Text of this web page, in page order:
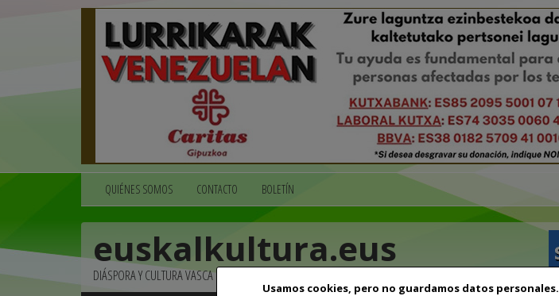
Usamos cookies, pero no guardamos datos personales.
QUIÉNES SOMOS CONTACTO BOLETÍN
euskalkultura.eus
DIÁSPORA Y CULTURA VASCA